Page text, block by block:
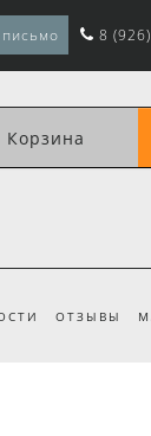
8
Корзина
ОТЗЫВЫ